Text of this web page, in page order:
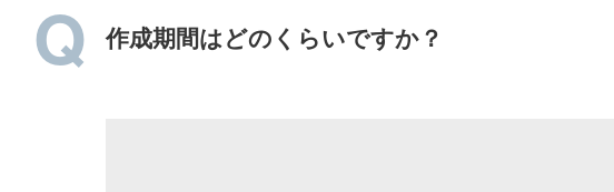
作成期間はどのくらいですか？